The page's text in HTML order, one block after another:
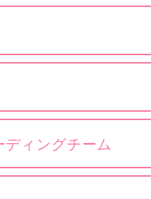
ディングチーム